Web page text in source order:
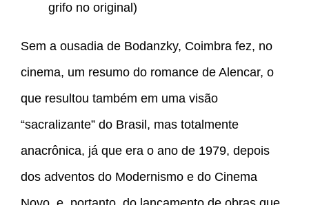
grifo no original)
Sem a ousadia de Bodanzky, Coimbra fez, no
cinema, um resumo do romance de Alencar, o
que resultou também em uma visão
“sacralizante” do Brasil, mas totalmente
anacrônica, já que era o ano de 1979, depois
dos adventos do Modernismo e do Cinema